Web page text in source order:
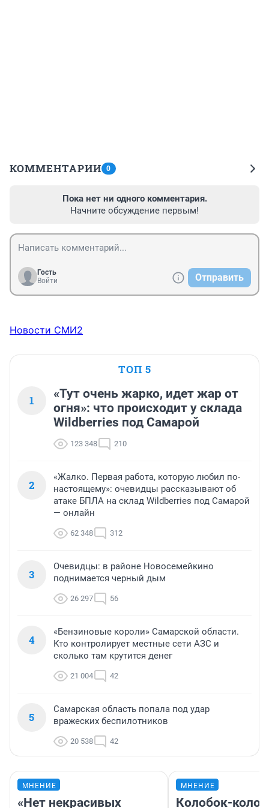
КОММЕНТАРИИ 0
Пока нет ни одного комментария.
Начните обсуждение первым!
Гость
Войти
Отправить
Новости СМИ2
ТОП 5
1
«Тут очень жарко, идет жар от
огня»: что происходит у склада
Wildberries под Самарой
123 348 210
2
«Жалко. Первая работа, которую любил по-
настоящему»: очевидцы рассказывают об
атаке БПЛА на склад Wildberries под Самарой
— онлайн
62 348 312
3
Очевидцы: в районе Новосемейкино
поднимается черный дым
26 297 56
4
«Бензиновые короли» Самарской области.
Кто контролирует местные сети АЗС и
сколько там крутится денег
21 004 42
5
Самарская область попала под удар
вражеских беспилотников
20 538 42
МНЕНИЕ
«Нет некрасивых
МНЕНИЕ
Колобок-